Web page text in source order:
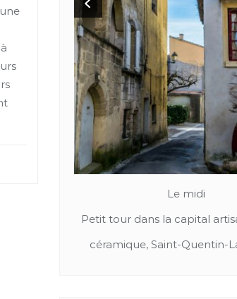
artisanale de la
La-Poetrie
Le midi
Cuir, textil ou bien
de